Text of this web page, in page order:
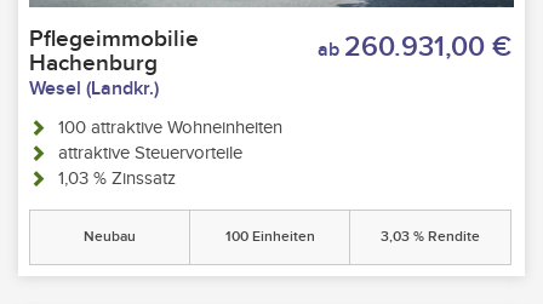
ab 260.931,00 €
Pflegeimmobilie
Hachenburg
Wesel (Landkr.)
100 attraktive Wohneinheiten
attraktive Steuervorteile
1,03 % Zinssatz
Neubau 100 Einheiten 3,03 % Rendite